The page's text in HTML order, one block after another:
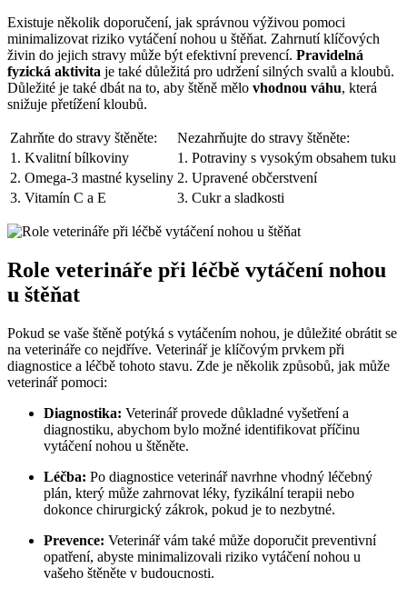
Existuje několik doporučení, jak správnou výživou pomoci
minimalizovat riziko vytáčení nohou u štěňat. Zahrnutí klíčových
živin do jejich stravy může být efektivní prevencí. Pravidelná
fyzická aktivita je také důležitá pro udržení silných svalů a kloubů.
Důležité je také dbát na to, aby štěně mělo vhodnou váhu, která
snižuje přetížení kloubů.
Zahrňte do stravy štěněte:
Nezahrňujte do stravy štěněte:
1. Kvalitní bílkoviny
1. Potraviny s vysokým obsahem tuku
2. Omega-3 mastné kyseliny 2. Upravené občerstvení
3. Vitamín C a E
3. Cukr a sladkosti
Role veterináře při léčbě vytáčení nohou
u štěňat
Pokud se vaše štěně potýká s vytáčením nohou, je důležité obrátit se
na veterináře co nejdříve. Veterinář je klíčovým prvkem při
diagnostice a léčbě tohoto stavu. Zde je několik způsobů, jak může
veterinář pomoci:
Diagnostika: Veterinář provede důkladné vyšetření a
diagnostiku, abychom bylo možné identifikovat příčinu
vytáčení nohou u štěněte.
Léčba: Po diagnostice veterinář navrhne vhodný léčebný
plán, který může zahrnovat léky, fyzikální terapii nebo
dokonce chirurgický zákrok, pokud je to nezbytné.
Prevence: Veterinář vám také může doporučit preventivní
opatření, abyste minimalizovali riziko vytáčení nohou u
vašeho štěněte v budoucnosti.